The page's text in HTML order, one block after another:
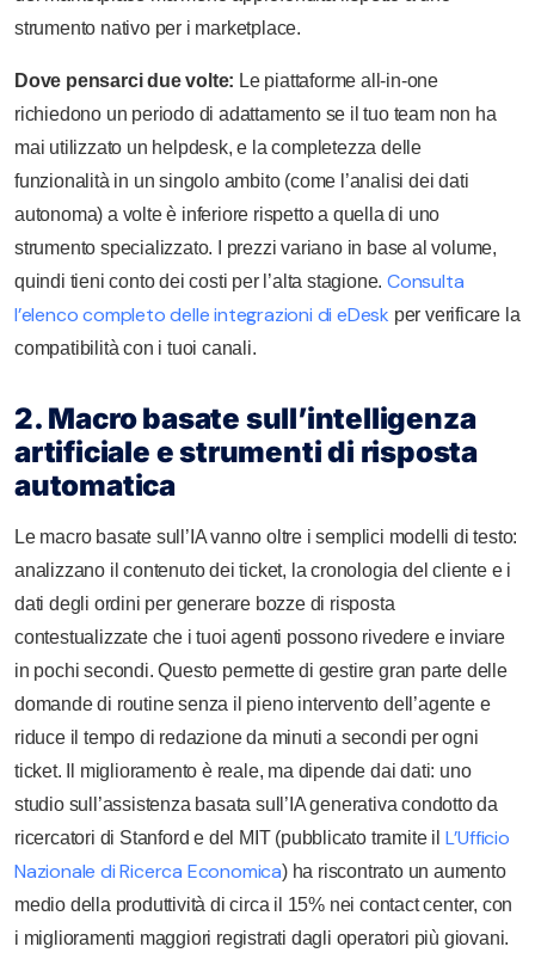
strumento nativo per i marketplace.
Dove pensarci due volte: Le piattaforme all-in-one
richiedono un periodo di adattamento se il tuo team non ha
mai utilizzato un helpdesk, e la completezza delle
funzionalità in un singolo ambito (come l’analisi dei dati
autonoma) a volte è inferiore rispetto a quella di uno
strumento specializzato. I prezzi variano in base al volume,
quindi tieni conto dei costi per l’alta stagione. Consulta
l’elenco completo delle integrazioni di eDesk per verificare la
compatibilità con i tuoi canali.
2. Macro basate sull’intelligenza
artificiale e strumenti di risposta
automatica
Le macro basate sull’IA vanno oltre i semplici modelli di testo:
analizzano il contenuto dei ticket, la cronologia del cliente e i
dati degli ordini per generare bozze di risposta
contestualizzate che i tuoi agenti possono rivedere e inviare
in pochi secondi. Questo permette di gestire gran parte delle
domande di routine senza il pieno intervento dell’agente e
riduce il tempo di redazione da minuti a secondi per ogni
ticket. Il miglioramento è reale, ma dipende dai dati: uno
studio sull’assistenza basata sull’IA generativa condotto da
ricercatori di Stanford e del MIT (pubblicato tramite il L’Ufficio
Nazionale di Ricerca Economica) ha riscontrato un aumento
medio della produttività di circa il 15% nei contact center, con
i miglioramenti maggiori registrati dagli operatori più giovani.